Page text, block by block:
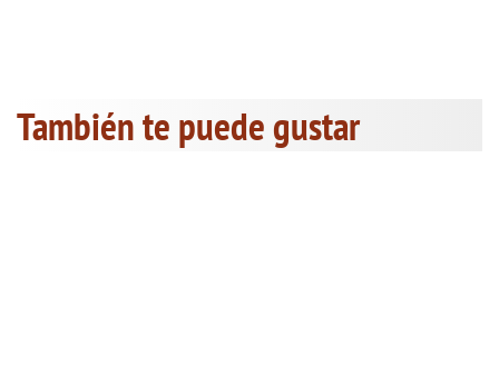
También te puede gustar